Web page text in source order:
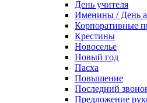
День учителя
Именины / День
Корпоративные
Крестины
Новоселье
Новый год
Пасха
Повышение
Последний
Предложение